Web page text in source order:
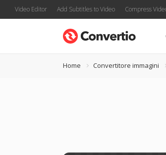
Video Editor Add Subtitles to Video Compress
Home Convertitore immagini